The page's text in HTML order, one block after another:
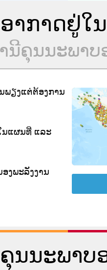
ກາດຢູ່ໃ
ຄຸນນະພາບ
ພຽງແຕ່ຕ້ອງການ
ນແຜນທີ່ ແລະ
ງພະລັງງານ
ນນະພາບ